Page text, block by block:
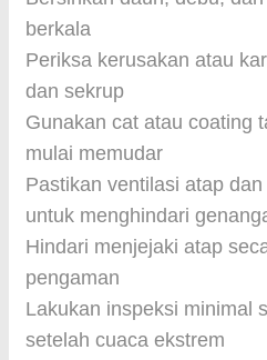
berkala
Periksa kerusakan atau
dan sekrup
Gunakan cat atau coating
mulai memudar
Pastikan ventilasi atap
untuk menghindari
Hindari menjejaki atap
pengaman
Lakukan inspeksi minimal
setelah cuaca ekstrem